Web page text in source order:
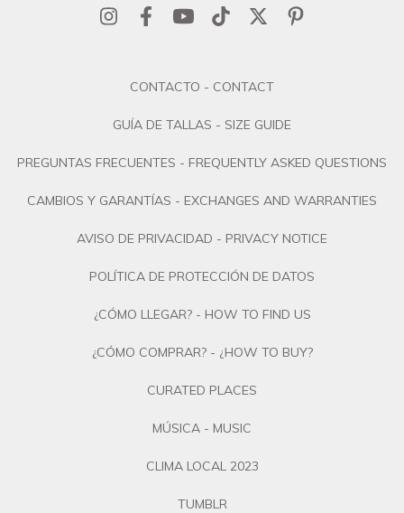
CONTACTO - CONTACT
GUÍA DE TALLAS - SIZE GUIDE
PREGUNTAS FRECUENTES - FREQUENTLY ASKED QUESTIONS
CAMBIOS Y GARANTÍAS - EXCHANGES AND WARRANTIES
AVISO DE PRIVACIDAD - PRIVACY NOTICE
POLÍTICA DE PROTECCIÓN DE DATOS
¿CÓMO LLEGAR? - HOW TO FIND US
¿CÓMO COMPRAR? - ¿HOW TO BUY?
CURATED PLACES
MÚSICA - MUSIC
CLIMA LOCAL 2023
TUMBLR